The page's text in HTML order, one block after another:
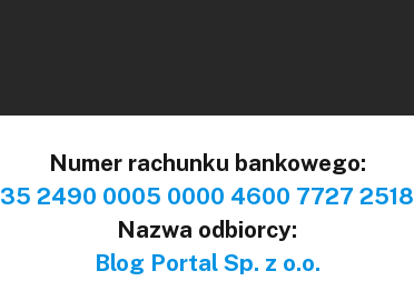
Numer rachunku bankowego:
35 2490 0005 0000 4600 7727 2518
Nazwa odbiorcy:
Blog Portal Sp. z o.o.